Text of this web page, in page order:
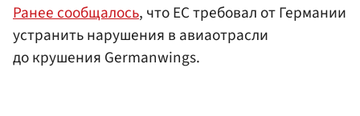
Ранее сообщалось, что ЕС требовал от Германии
устранить нарушения в авиаотрасли
до крушения Germanwings.